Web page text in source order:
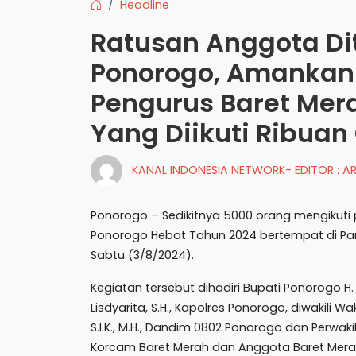
Headline
Ratusan Anggota
Ponorogo,
Pengurus Baret
Yang Diikuti Ribuan
KANAL INDONESIA NETWORK- EDITOR :
Ponorogo – Sedikitnya 5000 orang
Ponorogo Hebat Tahun 2024 bertempat di
Sabtu (3/8/2024).
Kegiatan tersebut dihadiri Bupati Ponorogo H.
Lisdyarita, S.H., Kapolres Ponorogo, diwakili
S.I.K., M.H., Dandim 0802 Ponorogo dan
Korcam Baret Merah dan Anggota Baret